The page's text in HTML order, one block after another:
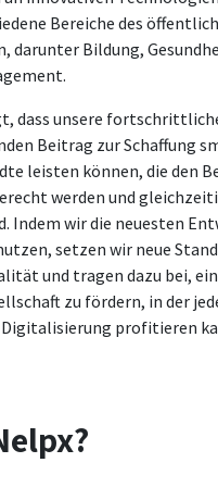
Bereiche des
darunter Bildung,
dass unsere
Beitrag zur Schaffung
leisten können, die den
werden und
Indem wir die neuesten
setzen wir neue
und tragen dazu bei,
zu fördern, in der
profitieren